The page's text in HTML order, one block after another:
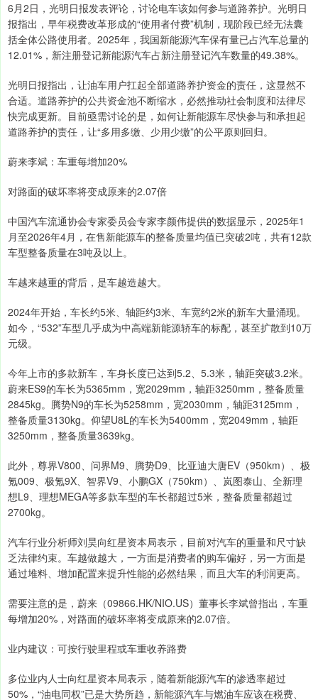
6月2日，光明日报发表评论，讨论电车该如何参与道路养护。光明日
报指出，早年税费改革形成的“使用者付费”机制，现阶段已经无法囊
括全体公路使用者。2025年，我国新能源汽车保有量已占汽车总量的
12.01%，新注册登记新能源汽车占新注册登记汽车数量的49.38%。
光明日报指出，让油车用户扛起全部道路养护资金的责任，这显然不
合适。道路养护的公共资金池不断缩水，必然推动社会制度和法律尽
快完成更新。目前亟需讨论的是，如何让新能源车尽快参与和承担起
道路养护的责任，让“多用多缴、少用少缴”的公平原则回归。
蔚来李斌：车重每增加20%
对路面的破坏率将变成原来的2.07倍
中国汽车流通协会专家委员会专家李颜伟提供的数据显示，2025年1
月至2026年4月，在售新能源车的整备质量均值已突破2吨，共有12款
车型整备质量在3吨及以上。
车越来越重的背后，是车越造越大。
2024年开始，车长约5米、轴距约3米、车宽约2米的新车大量涌现。
如今，“532”车型几乎成为中高端新能源轿车的标配，甚至扩散到10万
元级。
今年上市的多款新车，车身长度已达到5.2、5.3米，轴距突破3.2米。
蔚来ES9的车长为5365mm，宽2029mm，轴距3250mm，整备质量
2845kg。腾势N9的车长为5258mm，宽2030mm，轴距3125mm，
整备质量3130kg。仰望U8L的车长为5400mm，宽2049mm，轴距
3250mm，整备质量3639kg。
此外，尊界V800、问界M9、腾势D9、比亚迪大唐EV（950km）、极
氪009、极氪9X、智界V9、小鹏GX（750km）、岚图泰山、全新理
想L9、理想MEGA等多款车型的车长都超过5米，整备质量都超过
2700kg。
汽车行业分析师刘昊向红星资本局表示，目前对汽车的重量和尺寸缺
乏法律约束。车越做越大，一方面是消费者的购车偏好，另一方面是
通过堆料、增加配置来提升性能的必然结果，而且大车的利润更高。
需要注意的是，蔚来（09866.HK/NIO.US）董事长李斌曾指出，车重
每增加20%，对路面的破坏率将变成原来的2.07倍。
业内建议：可按行驶里程或车重收养路费
多位业内人士向红星资本局表示，随着新能源汽车的渗透率超过
50%，“油电同权”已是大势所趋，新能源汽车与燃油车应该在税费、